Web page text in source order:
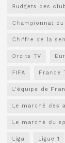
Budgets des
Championnat
Chiffre de la
Droits TV
FIFA France
L'équipe de
Le marché des
Le marché du
Liga Ligue 1